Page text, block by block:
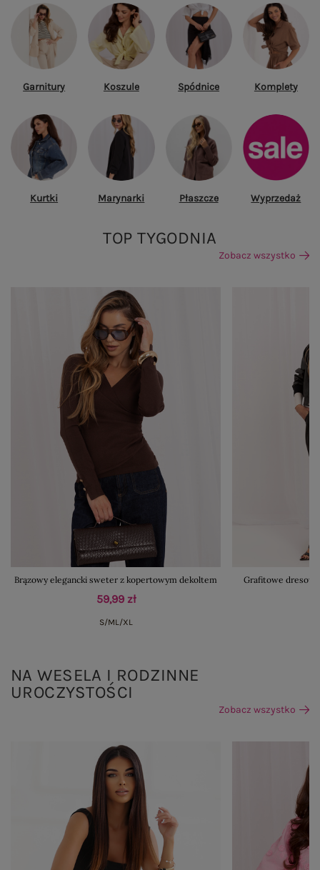
Garnitury Koszule Spódnice Komplety
Kurtki Marynarki Płaszcze Wyprzedaż
TOP TYGODNIA
Zobacz wszystko
Brązowy elegancki sweter z kopertowym dekoltem
59,99 zł
S/ML/XL
Grafitowe
NA WESELA I RODZINNE
UROCZYSTOŚCI
Zobacz wszystko